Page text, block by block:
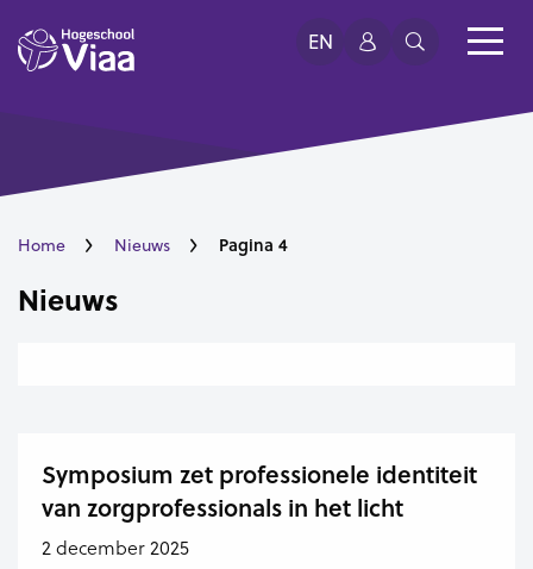
EN
Home Nieuws Pagina 4
Nieuws
Symposium zet professionele identiteit
van zorgprofessionals in het licht
2 december 2025